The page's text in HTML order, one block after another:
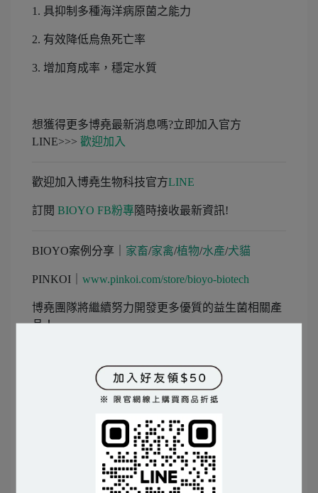
1. 具抑制多種海洋病原菌之能力
2. 有效降低烏魚死亡率
3. 增加育成率，穩定水質
想獲得更多博堯最新消息嗎?立即加入官方
LINE>>> 歡迎加入
歡迎加入博堯生物科技官方LINE
訂閱 BIOYO FB粉專隨時接收最新資訊!
BIOYO案例分享｜ 家畜/家禽/植物/水產/犬貓
PINKOI｜ www.pinkoi.com/store/bioyo-biotech
博堯團隊將繼續努力開發更多優質的益生菌相關產
品！
水產養殖 烏魚
短小芽孢桿菌